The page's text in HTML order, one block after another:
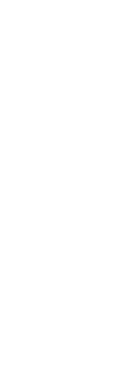
ve sitemizde ilgili